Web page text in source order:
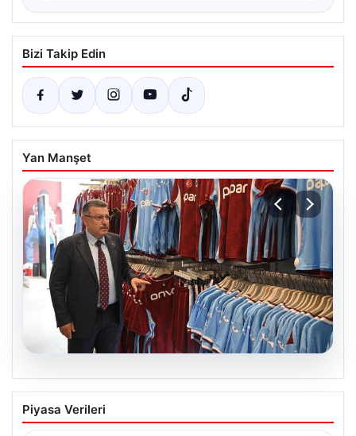
Bizi Takip Edin
Yan Manşet
Ahmet Metin Genç’in forma
kampanyasıyla ilgili belediyeden
Piyasa Verileri